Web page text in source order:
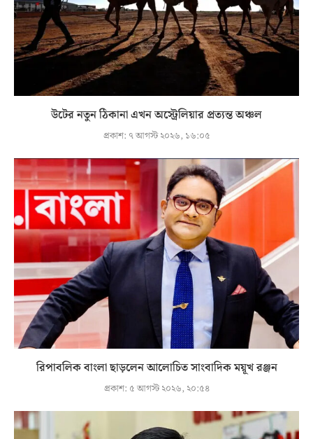
উটের নতুন ঠিকানা এখন অস্ট্রেলিয়ার প্রত্যন্ত অঞ্চল
প্রকাশ: ৭ আগস্ট ২০২৬, ১৬:০৫
রিপাবলিক বাংলা ছাড়লেন আলোচিত সাংবাদিক ময়ূখ রঞ্জন
প্রকাশ: ৫ আগস্ট ২০২৬, ২০:৫৪